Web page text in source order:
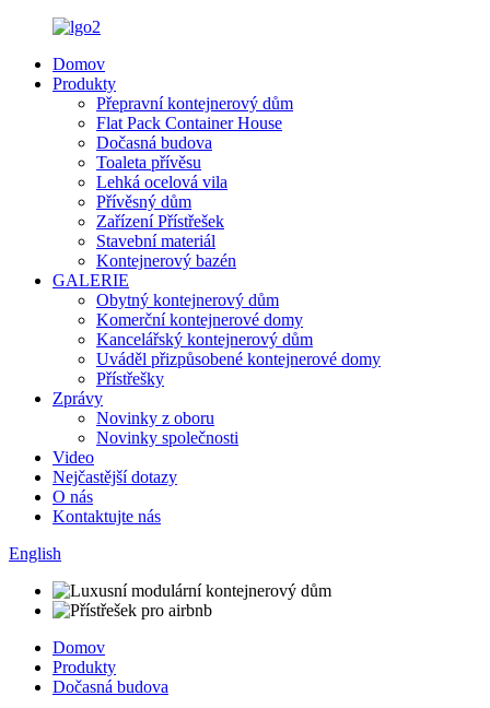
Domov
Produkty
Přepravní kontejnerový dům
Flat Pack Container House
Dočasná budova
Toaleta přívěsu
Lehká ocelová vila
Přívěsný dům
Zařízení Přístřešek
Stavební materiál
Kontejnerový bazén
GALERIE
Obytný kontejnerový dům
Komerční kontejnerové domy
Kancelářský kontejnerový dům
Uváděl přizpůsobené kontejnerové domy
Přístřešky
Zprávy
Novinky z oboru
Novinky společnosti
Video
Nejčastější dotazy
O nás
Kontaktujte nás
English
Domov
Produkty
Dočasná budova